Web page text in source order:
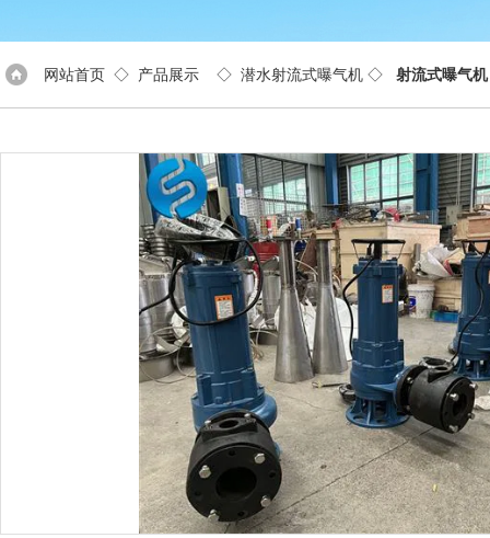
网站首页 ◇ 产品展示 ◇ 潜水射流式曝气机 ◇ 射流式曝气机